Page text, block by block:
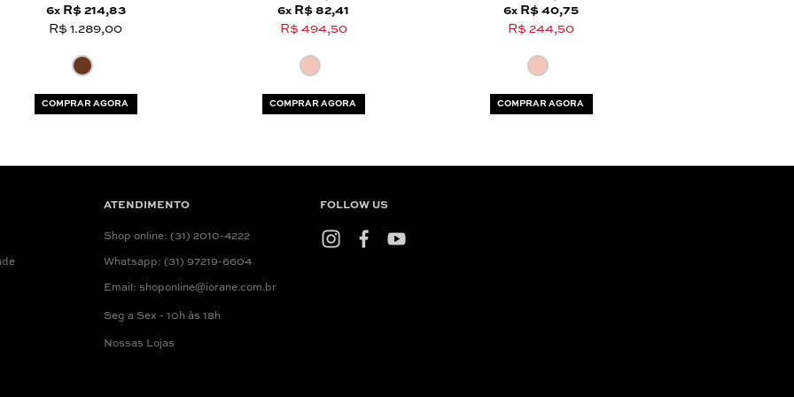
6x R$ 214,83
R$ 1.289,00
COMPRAR AGORA
6x R$ 82,41
R$ 494,50
COMPRAR AGORA
6x R$ 40,75
R$ 244,50
COMPRAR AGORA
ATENDIMENTO
Shop online: (31) 2010-4222
Whatsapp: (31) 97219-6604
Email: shoponline@iorane.com.br
Seg a Sex - 10h às 18h
Nossas Lojas
FOLLOW US